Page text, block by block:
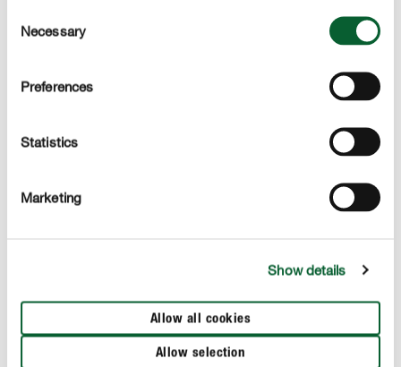
Selection
Necessary
Preferences
Statistics
Marketing
Show details
Allow all cookies
Allow selection